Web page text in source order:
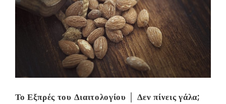
Το Εξπρές του Διαιτολογίου │ Δεν πίνεις γάλα;